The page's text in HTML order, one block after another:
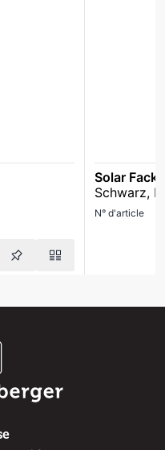
Solar
Schwarz,
N° d'article